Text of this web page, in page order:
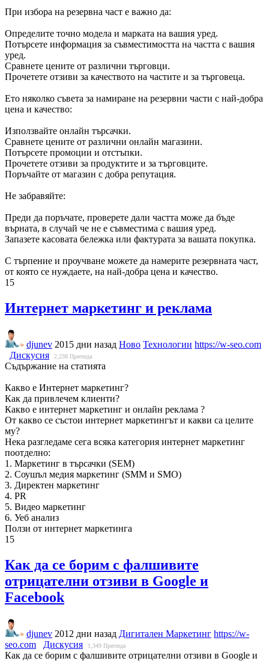
При избора на резервна част е важно да:
Определите точно модела и марката на вашия уред.
Потърсете информация за съвместимостта на частта с вашия
уред.
Сравнете цените от различни търговци.
Прочетете отзиви за качеството на частите и за търговеца.
Ето няколко съвета за намиране на резервни части с най-добра
цена и качество:
Използвайте онлайн търсачки.
Сравнете цените от различни онлайн магазини.
Потърсете промоции и отстъпки.
Прочетете отзиви за продуктите и за търговците.
Поръчайте от магазин с добра репутация.
Не забравяйте:
Преди да поръчате, проверете дали частта може да бъде
върната, в случай че не е съвместима с вашия уред.
Запазете касовата бележка или фактурата за вашата покупка.
С търпение и проучване можете да намерите резервната част,
от която се нуждаете, на най-добра цена и качество.
15
Интернет маркетинг и реклама
djunev 2015 дни назад Ново Технологии https://w-seo.com
Дискусия
2,238 Прегледа
Съдържание на статията
Какво е Интернет маркетинг?
Как да привлечем клиенти?
Какво е интернет маркетинг и онлайн реклама ?
От какво се състои интернет маркетингът и какви са целите
му?
Нека разгледаме сега всяка категория интернет маркетинг
поотделно:
1. Маркетинг в търсачки (SEM)
2. Соушъл медия маркетинг (SMM и SMO)
3. Директен маркетинг
4. PR
5. Видео маркетинг
6. Уеб анализ
Ползи от интернет маркетинга
15
Как да се борим с фалшивите
отрицателни отзиви в Google и
Facebook
djunev 2012 дни назад Дигитален Маркетинг https://w-
seo.com
Дискусия 1,349 Прегледа
Как да се борим с фалшивите отрицателни отзиви в Google и